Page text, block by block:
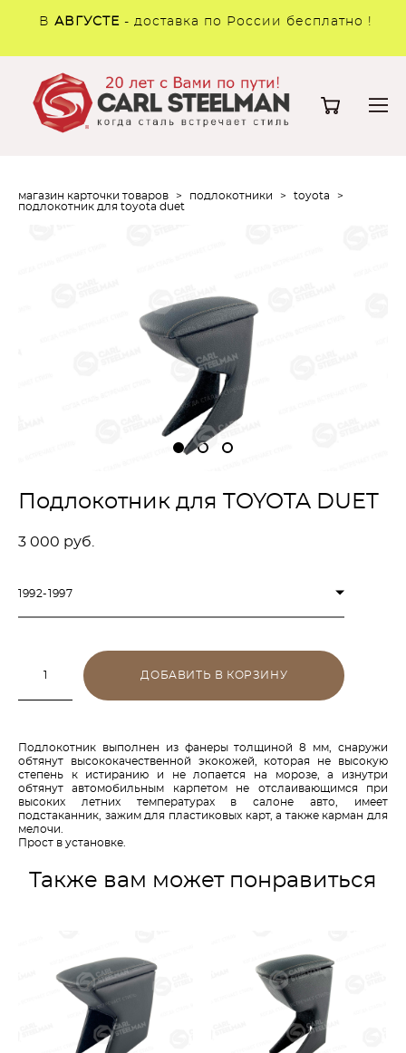
В АВГУСТЕ - доставка по России бесплатно !
магазин карточки товаров > подлокотники > toyota
>
подлокотник для toyota duet
Подлокотник для TOYOTA DUET
3 000 pуб.
1992-1997
ДОБАВИТЬ В КОРЗИНУ
Подлокотник выполнен из фанеры толщиной 8 мм, снаружи
обтянут высококачественной экокожей, которая не высокую
степень к истиранию и не лопается на морозе, а изнутри
обтянут автомобильным карпетом не отслаивающимся при
высоких летних температурах в салоне авто, имеет
подстаканник, зажим для пластиковых карт, а также карман для
мелочи.
Прост в установке.
Также вам может понравиться